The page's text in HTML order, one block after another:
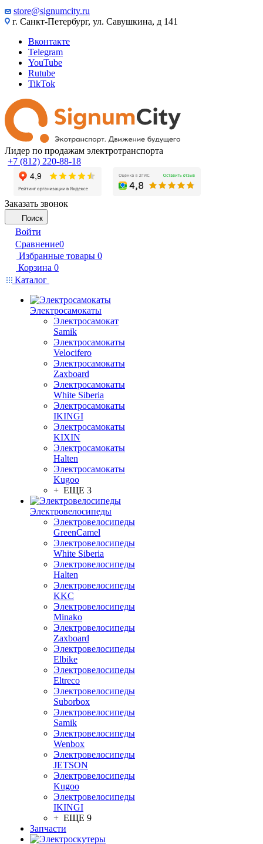
store@signumcity.ru
г. Санкт-Петербург, ул. Савушкина, д 141
Вконтакте
Telegram
YouTube
Rutube
TikTok
Лидер по продажам электротранспорта
+7 (812) 220-88-18
Заказать звонок
Поиск
Войти
Сравнение0
Избранные товары 0
Корзина 0
Каталог
Электросамокаты
Электросамокат
Samik
Электросамокаты
Velocifero
Электросамокаты
Zaxboard
Электросамокаты
White Siberia
Электросамокаты
IKINGI
Электросамокаты
KIXIN
Электросамокаты
Halten
Электросамокаты
Kugoo
+ ЕЩЕ 3
Электровелосипеды
Электровелосипеды
GreenCamel
Электровелосипеды
White Siberia
Электровелосипеды
Halten
Электровелосипеды
KKC
Электровелосипеды
Minako
Электровелосипеды
Zaxboard
Электровелосипеды
Elbike
Электровелосипеды
Eltreco
Электровелосипеды
Suborbox
Электровелосипеды
Samik
Электровелосипеды
Wenbox
Электровелосипеды
JETSON
Электровелосипеды
Kugoo
Электровелосипеды
IKINGI
+ ЕЩЕ 9
Запчасти